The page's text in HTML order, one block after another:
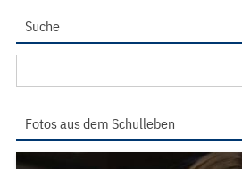
Suche
nach:
Fotos aus dem Schulleben